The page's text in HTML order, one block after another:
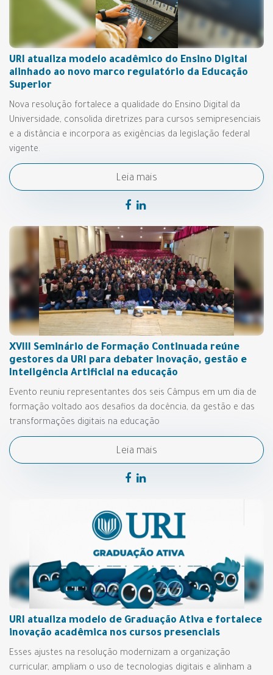
URI atualiza modelo acadêmico do Ensino Digital
alinhado ao novo marco regulatório da Educação
Superior
Nova resolução fortalece a qualidade do Ensino Digital da
Universidade, consolida diretrizes para cursos semipresenciais
e a distância e incorpora as exigências da legislação federal
vigente.
Leia mais
XVIII Seminário de Formação Continuada reúne
gestores da URI para debater inovação, gestão e
Inteligência Artificial na educação
Evento reuniu representantes dos seis Câmpus em um dia de
formação voltado aos desafios da docência, da gestão e das
transformações digitais na educação
Leia mais
URI atualiza modelo de Graduação Ativa e fortalece
inovação acadêmica nos cursos presenciais
Esses ajustes na resolução modernizam a organização
curricular, ampliam o uso de tecnologias digitais e alinham a